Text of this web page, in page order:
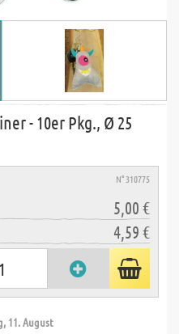
- 10er Pkg., Ø 25
N° 310775
5,00 €
4,59 €
11. August